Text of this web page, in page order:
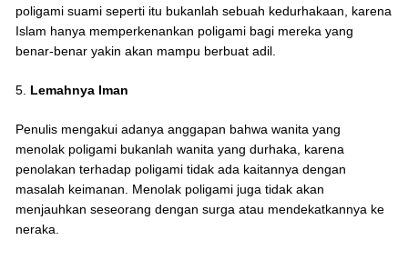
poligami suami seperti itu bukanlah sebuah kedurhakaan, karena
Islam hanya memperkenankan poligami bagi mereka yang
benar-benar yakin akan mampu berbuat adil.
5. Lemahnya Iman
Penulis mengakui adanya anggapan bahwa wanita yang
menolak poligami bukanlah wanita yang durhaka, karena
penolakan terhadap poligami tidak ada kaitannya dengan
masalah keimanan. Menolak poligami juga tidak akan
menjauhkan seseorang dengan surga atau mendekatkannya ke
neraka.